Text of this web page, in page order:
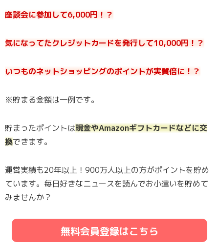
座談会に参加して6,000円！？
気になってたクレジットカードを発行して10,000円！？
いつものネットショッピングのポイントが実質倍に！？
※貯まる金額は一例です。
貯まったポイントは現金やAmazonギフトカードなどに交
換できます。
運営実績も20年以上！900万人以上の方がポイントを貯め
ています。毎日好きなニュースを読んでお小遣いを貯めて
みませんか？
無料会員登録はこちら